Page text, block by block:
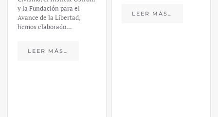
y la Fundación para el
Avance de la Libertad,
hemos elaborado…
LEER MÁS…
LEER MÁS…